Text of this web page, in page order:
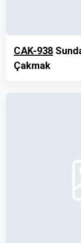
CAK-938
Çakmak